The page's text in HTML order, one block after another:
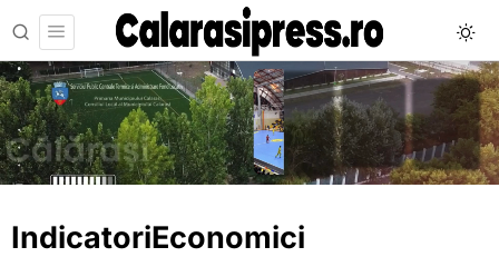
IndicatoriEconomici